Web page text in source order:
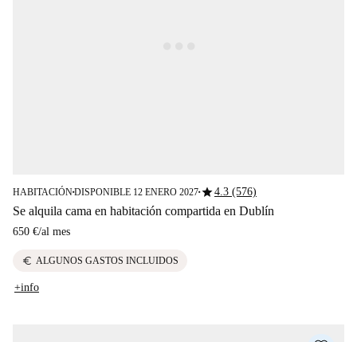
HABITACIÓN■DISPONIBLE 12 ENERO 2027■star4.3 (576)
Se alquila cama en habitación compartida en Dublín
650 €/al mes
euro ALGUNOS GASTOS INCLUIDOS
+info